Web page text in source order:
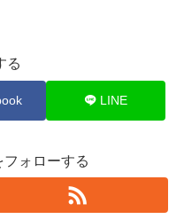
る
LINE
ォローする